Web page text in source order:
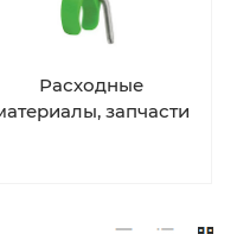
Расходные
запчасти